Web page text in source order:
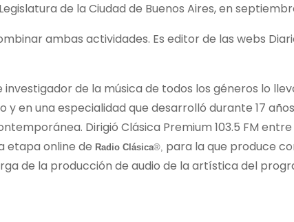
de la Ciudad de Buenos Aires, en
ambas actividades. Es editor de las webs
de la música de todos los géneros lo
en una especialidad que desarrolló durante 17
Dirigió Clásica Premium 103.5 FM
etapa online de Radio Clásica®, para la que produce
de la producción de audio de la artística del